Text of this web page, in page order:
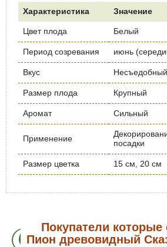
Характеристика Значение
Цвет плода Белый
Период созревания июнь
Вкус Несъедобный
Размер плода Крупный
Аромат Сильный
Применение
посадки
Размер цветка 15 см, 20 см
Покупатели которые
Пион древовидный